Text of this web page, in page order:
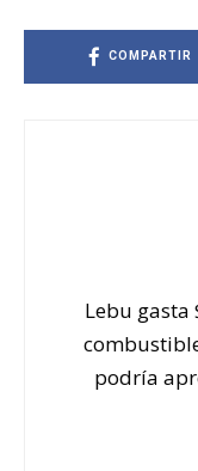
COMPARTIR
Lebu gasta
podría